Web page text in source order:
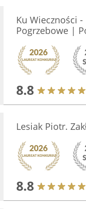
Ku Wieczności
Pogrzebowe |
8.8
Lesiak Piotr.
8.8